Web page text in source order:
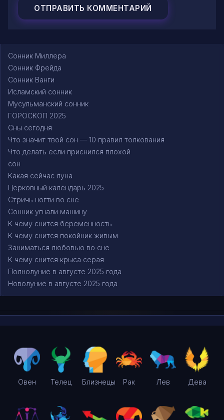
Сонник Миллера
Сонник Фрейда
Сонник Ванги
Исламский сонник
Мусульманский сонник
ГОРОСКОП 2025
Сны сегодня
Что значит твой сон — 10 правил толкования
Что делать если приснился плохой
сон
Какая сейчас луна
Церковный календарь 2025
Стричь ногти во сне
Сонник угнали машину
К чему снится беременность
К чему снится покойник живым
Заниматься любовью во сне
К чему снится крыса серая
Полнолуние в августе 2025 года
Новолуние в августе 2025 года
Овен Телец Близнецы Рак Лев Дева